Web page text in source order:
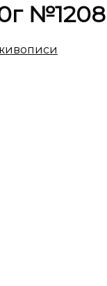
№1208